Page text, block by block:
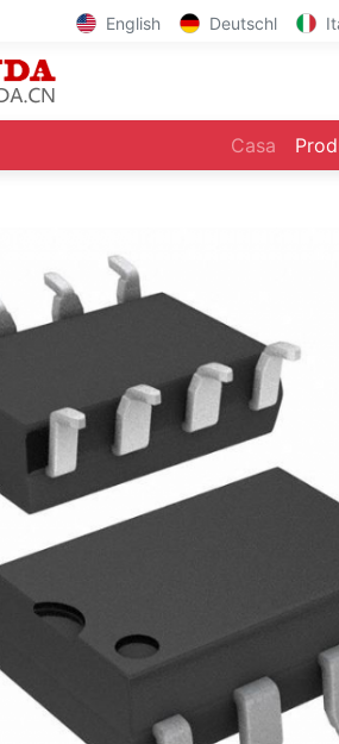
English Deutschl
Casa